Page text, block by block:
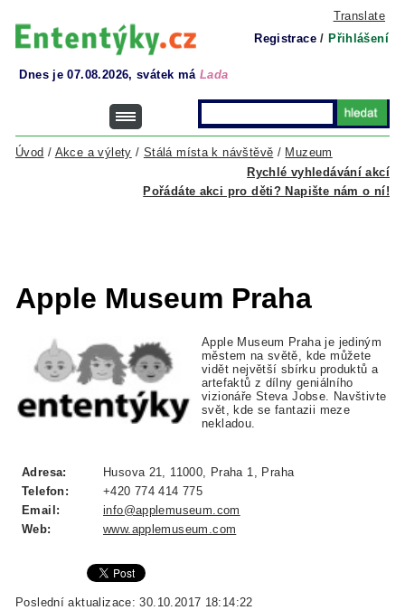
Translate
Registrace / Přihlášení
Dnes je 07.08.2026, svátek má Lada
Rychlé vyhledávání akcí
Úvod / Akce a výlety / Stálá místa k návštěvě / Muzeum
Pořádáte akci pro děti? Napište nám o ní!
Apple Museum Praha
Apple Museum Praha je jediným
městem na světě, kde můžete
vidět největší sbírku produktů a
artefaktů z dílny geniálního
vizionáře Steva Jobse. Navštivte
svět, kde se fantazii meze
nekladou.
Adresa:
Husova 21, 11000, Praha 1, Praha
Telefon:
+420 774 414 775
Email:
info@applemuseum.com
Web:
www.applemuseum.com
Poslední aktualizace: 30.10.2017 18:14:22